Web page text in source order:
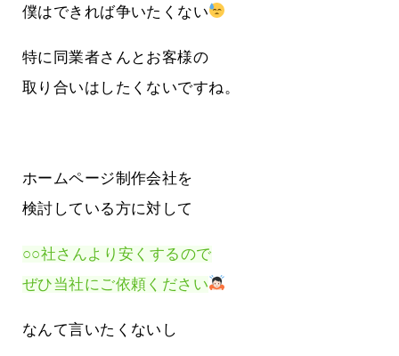
僕はできれば争いたくない
特に同業者さんとお客様の
取り合いはしたくないですね。
ホームページ制作会社を
検討している方に対して
○○社さんより安くするので
ぜひ当社にご依頼ください
なんて言いたくないし